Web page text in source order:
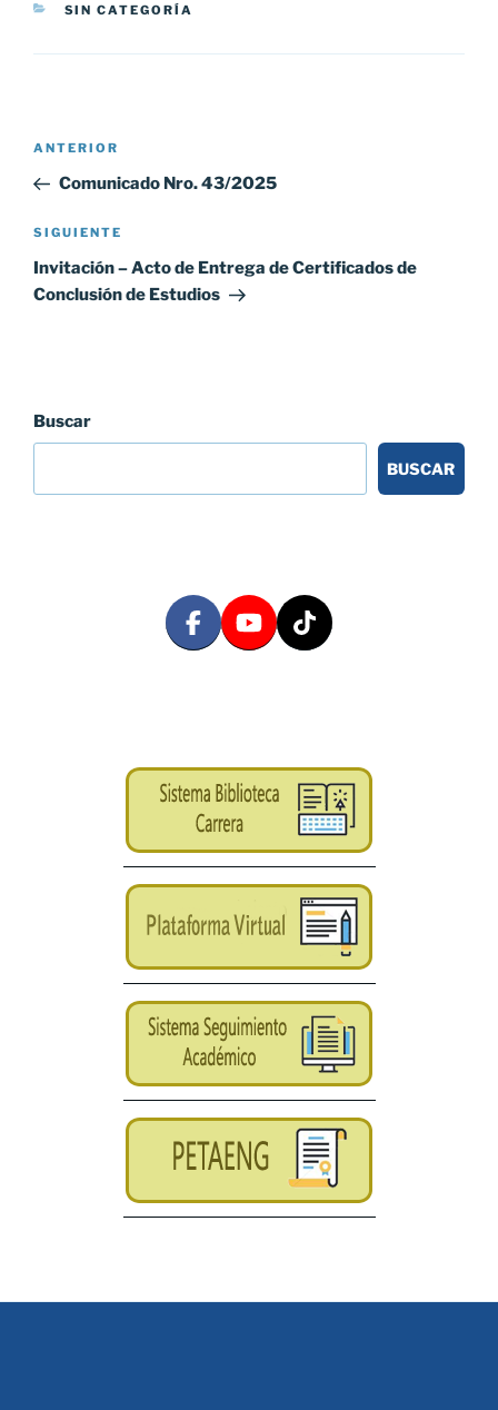
CATEGORÍAS
SIN CATEGORÍA
Navegación
entradas
Entrada
anterior:
ANTERIOR
Comunicado Nro. 43/2025
Siguiente
entrada
SIGUIENTE
Invitación – Acto de Entrega de Certificados de
Conclusión de Estudios
Buscar
BUSCAR